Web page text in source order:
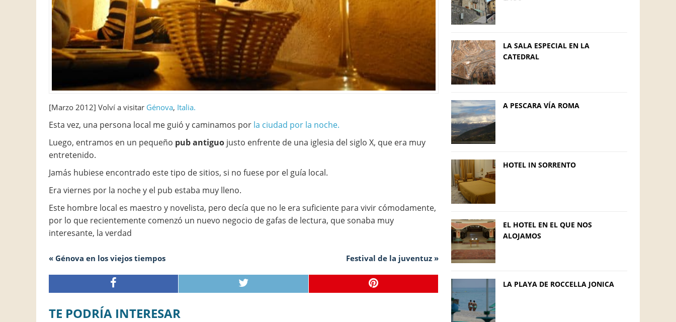
[Marzo 2012] Volví a visitar Génova, Italia.
Esta vez, una persona local me guió y caminamos por la ciudad por la noche.
Luego, entramos en un pequeño pub antiguo justo enfrente de una iglesia del siglo X, que era muy
entretenido.
Jamás hubiese encontrado este tipo de sitios, si no fuese por el guía local.
Era viernes por la noche y el pub estaba muy lleno.
Este hombre local es maestro y novelista, pero decía que no le era suficiente para vivir cómodamente,
por lo que recientemente comenzó un nuevo negocio de gafas de lectura, que sonaba muy
interesante, la verdad
« Génova en los viejos tiempos Festival de la juventuz »
TE PODRÍA INTERESAR
LA SALA ESPECIAL EN LA
CATEDRAL
A PESCARA VÍA ROMA
HOTEL IN SORRENTO
EL HOTEL EN EL QUE NOS
ALOJAMOS
LA PLAYA DE ROCCELLA JONICA